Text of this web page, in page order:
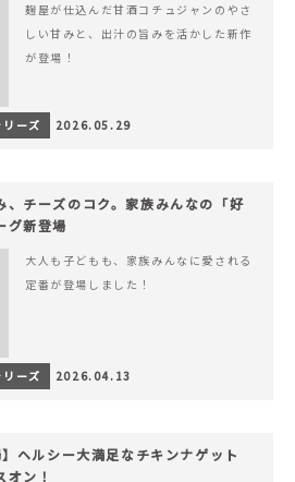
麹屋が仕込んだ甘酒コチュジャンのやさ
しい甘みと、出汁の旨みを活かした新作
が登場！
ーズ 2026.05.29
、チーズのコク。家族みんなの「好
グ新登場
大人も子どもも、家族みんなに愛される
定番が登場しました！
ーズ 2026.04.13
ヘルシー大満足なチキンナゲット
ン！